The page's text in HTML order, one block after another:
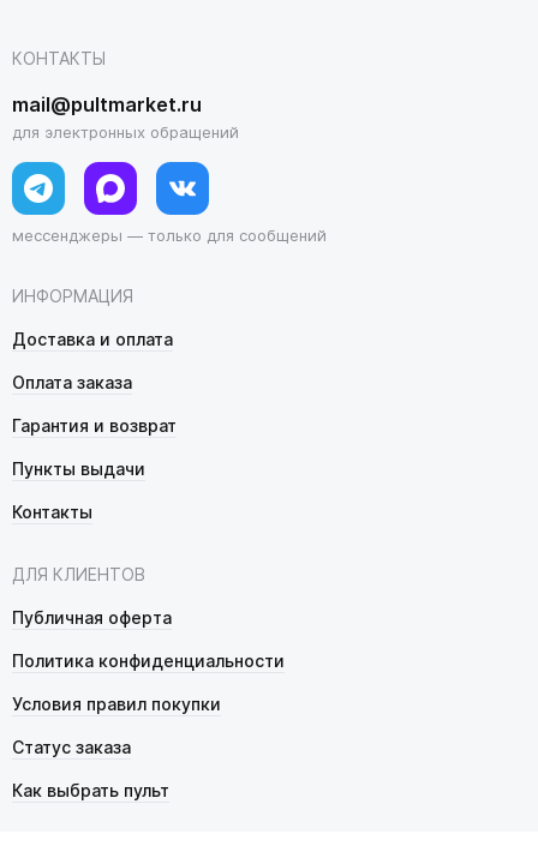
ИНФОРМАЦИЯ
Доставка и оплата
Оплата заказа
Гарантия и возврат
Пункты выдачи
Контакты
ДЛЯ КЛИЕНТОВ
Публичная оферта
Политика конфиденциальности
Условия правил покупки
Статус заказа
Как выбрать пульт
КОНТАКТЫ
mail@pultmarket.ru
для электронных обращений
мессенджеры — только для сообщений